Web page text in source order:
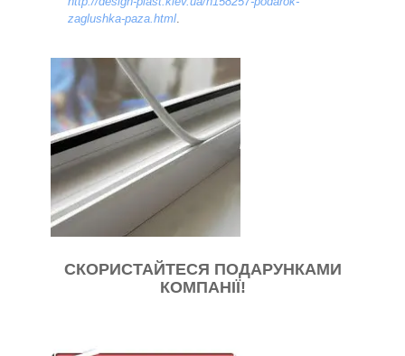
zaglushka-paza.html
СКОРИСТАЙТЕСЯ ПОДАРУНКАМИ
КОМПАНІЇ!